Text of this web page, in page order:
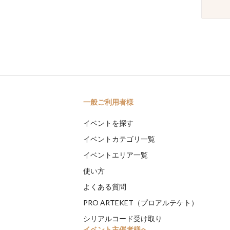
一般ご利用者様
イベントを探す
イベントカテゴリ一覧
イベントエリア一覧
使い方
よくある質問
PRO ARTEKET（プロアルテケト）
シリアルコード受け取り